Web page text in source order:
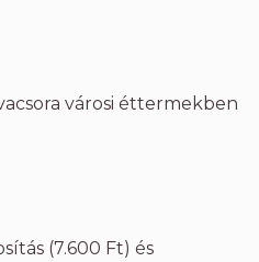
városi éttermekben
(7.600 Ft) és